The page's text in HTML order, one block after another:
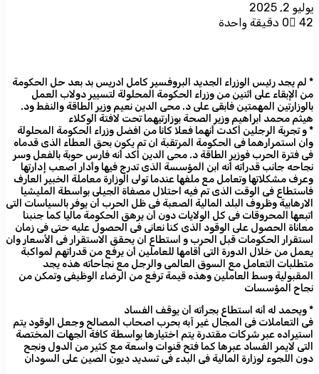
يوليو 2, 2025
0
42 دقيقة واحدة
* لم يجد رئيس الوزراء الجديد البروفسير كامل ادريس بد بعد حل الحكومة
من الإبقاء على اثنين من وزراء الحكومة المحلولة لتسيير دولاب العمل
بالوزارتين المهمتين فابقى على د. محى الدين نعيم وزير الطاقة والنفط ود.
هيثم محمد ابراهيم وزير الصحة بوزارتيهما تحت لافتة الوكلاء
* و تجربة الرجلين أكدت أنهما فعلا كانا من افضل وزراء الحكومة المحلولة
وان استمرارهما فى الحكومة المرتقبة ان تم يكون بحق العطاء الذى قدماه
فى فترة الحرب فوزير الطاقة د. محى الدين أكد أنه فارس حوبة بالفعل وسر
نجاحه جانب قدراته أنه ابن المؤسسة الذى تدرج فيها وأدار اصعب إدارتها
وعرف مشكلاتها وتعامل مع ملفها عندما تولى الوزارة معاملة الخبير العارف
فاستطاع فى الوقت الذى تم فيه احتلال مصفاة الجيلى بواسطة المليشيا
الارهابية وظروف البلد المالية الصعبة فى ظل الحرب أن يوفر بالسياسات التى
اتبعها المحروقات فى كل الولايات دون أن يرهق الحكومة ماليا كما جنبنا
معاناة الحصول على الوقود الذى كنا نعانى فى الحصول عليه حتى فى زمان
استقرار الحكومات قبل الحرب و استطاع ان يحقق الاستقرار فى الأسعار وان
يعمل من خلال الدورة التى أقامها للعاملين أن يرفع من قدراتهم لمواكبة
متطلبات التعامل مع السوق العالمى والرجل مع نجاحاته هذه يجد
المقبولية وسط العاملين وهذه قيمة ترفع من الرضاء الوظيفى وتمكن من
نجاح المؤسسات
* ويحمد له أنه استطاع بجرأته أن يوقف الفساد
فى التعاملات فى المجال غير آبه بحرب اصحاب المصالح وجعل الوقود يتم
استيراده عبر شركات مقتدرة يتم اختيارها بواسطة كافة الجهات المختصة
التى لايمر الفساد عبرها كما فتح قنوات واسعة مع كثير من الدول ونجح
دون اللجوء لوزارة المالية فى البدء فى تسديد ديون الصين على السودان